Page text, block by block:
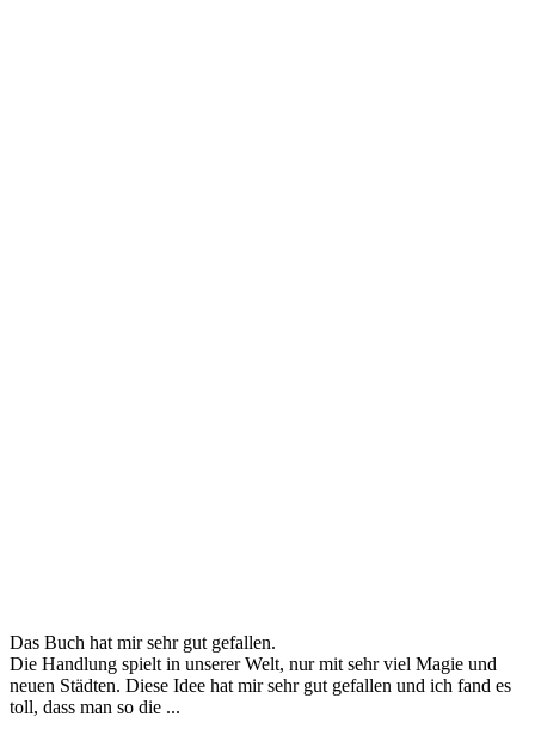
Das Buch hat mir sehr gut gefallen.
Die Handlung spielt in unserer Welt, nur mit sehr viel Magie und
neuen Städten. Diese Idee hat mir sehr gut gefallen und ich fand es
toll, dass man so die ...